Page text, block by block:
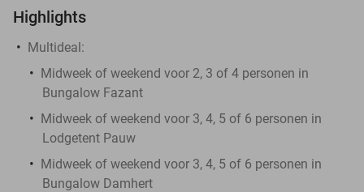
Highlights
Multideal:
Midweek of weekend voor 2, 3 of 4 personen in
Bungalow Fazant
Midweek of weekend voor 3, 4, 5 of 6 personen in
Lodgetent Pauw
Midweek of weekend voor 3, 4, 5 of 6 personen in
Bungalow Damhert